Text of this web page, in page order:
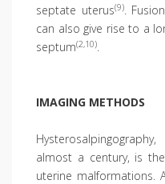
septate uterus(9).
can also give rise to a
septum(2,10).
IMAGING METHODS
almost a century, is
uterine malformations.